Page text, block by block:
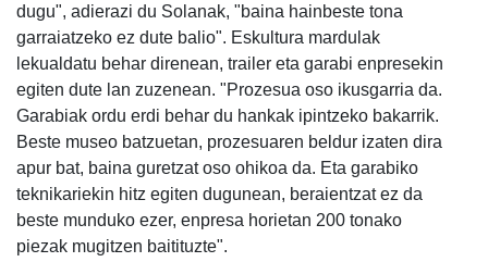
dugu", adierazi du Solanak, "baina hainbeste tona
garraiatzeko ez dute balio". Eskultura mardulak
lekualdatu behar direnean, trailer eta garabi enpresekin
egiten dute lan zuzenean. "Prozesua oso ikusgarria da.
Garabiak ordu erdi behar du hankak ipintzeko bakarrik.
Beste museo batzuetan, prozesuaren beldur izaten dira
apur bat, baina guretzat oso ohikoa da. Eta garabiko
teknikariekin hitz egiten dugunean, beraientzat ez da
beste munduko ezer, enpresa horietan 200 tonako
piezak mugitzen baitituzte".